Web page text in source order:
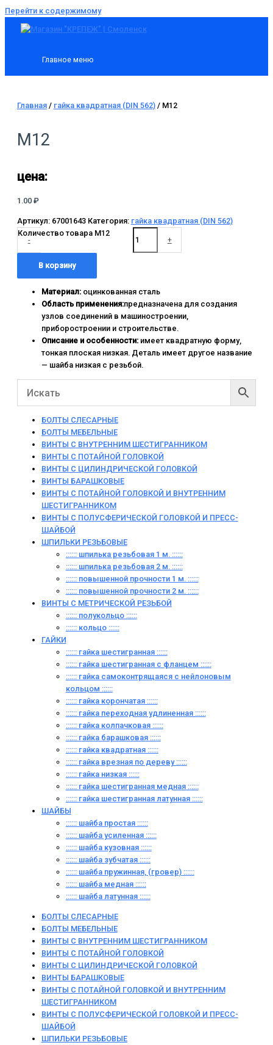
Перейти к содержимому
Главное меню
Главная/ гайка квадратная (DIN 562)/ М12
М12
цена:
1.00 ₽
Артикул: 67001643 Категория: гайка квадратная (DIN 562)
-
Количество товара М12
+
В корзину
Материал:оцинкованная сталь
Область применения:предназначена для создания
узлов соединений в машиностроении,
приборостроении и строительстве.
Описание и особенности:имеет квадратную форму,
тонкая плоская низкая. Деталь имеет другое название
— шайба низкая с резьбой.
БОЛТЫ СЛЕСАРНЫЕ
БОЛТЫ МЕБЕЛЬНЫЕ
ВИНТЫ С ВНУТРЕННИМ ШЕСТИГРАННИКОМ
ВИНТЫ С ПОТАЙНОЙ ГОЛОВКОЙ
ВИНТЫ С ЦИЛИНДРИЧЕСКОЙ ГОЛОВКОЙ
ВИНТЫ БАРАШКОВЫЕ
ВИНТЫ С ПОТАЙНОЙ ГОЛОВКОЙ И ВНУТРЕННИМ
ШЕСТИГРАННИКОМ
ВИНТЫ С ПОЛУСФЕРИЧЕСКОЙ ГОЛОВКОЙ И ПРЕСС-
ШАЙБОЙ
ШПИЛЬКИ РЕЗЬБОВЫЕ
:::::: шпилька резьбовая 1 м. ::::::
:::::: шпилька резьбовая 2 м. ::::::
:::::: повышенной прочности 1 м. ::::::
:::::: повышенной прочности 2 м. ::::::
ВИНТЫ C МЕТРИЧЕСКОЙ РЕЗЬБОЙ
:::::: полукольцо ::::::
:::::: кольцо ::::::
ГАЙКИ
:::::: гайка шестигранная ::::::
:::::: гайка шестигранная с фланцем ::::::
:::::: гайка самоконтрящаяся с нейлоновым
кольцом ::::::
:::::: гайка корончатая ::::::
:::::: гайка переходная удлиненная ::::::
:::::: гайка колпачковая ::::::
:::::: гайка барашковая ::::::
:::::: гайка квадратная ::::::
:::::: гайка врезная по дереву ::::::
:::::: гайка низкая ::::::
:::::: гайка шестигранная медная ::::::
:::::: гайка шестигранная латунная ::::::
ШАЙБЫ
:::::: шайба простая ::::::
:::::: шайба усиленная ::::::
:::::: шайба кузовная ::::::
:::::: шайба зубчатая ::::::
:::::: шайба пружинная, (гровер) ::::::
:::::: шайба медная ::::::
:::::: шайба латунная ::::::
БОЛТЫ СЛЕСАРНЫЕ
БОЛТЫ МЕБЕЛЬНЫЕ
ВИНТЫ С ВНУТРЕННИМ ШЕСТИГРАННИКОМ
ВИНТЫ С ПОТАЙНОЙ ГОЛОВКОЙ
ВИНТЫ С ЦИЛИНДРИЧЕСКОЙ ГОЛОВКОЙ
ВИНТЫ БАРАШКОВЫЕ
ВИНТЫ С ПОТАЙНОЙ ГОЛОВКОЙ И ВНУТРЕННИМ
ШЕСТИГРАННИКОМ
ВИНТЫ С ПОЛУСФЕРИЧЕСКОЙ ГОЛОВКОЙ И ПРЕСС-
ШАЙБОЙ
ШПИЛЬКИ РЕЗЬБОВЫЕ